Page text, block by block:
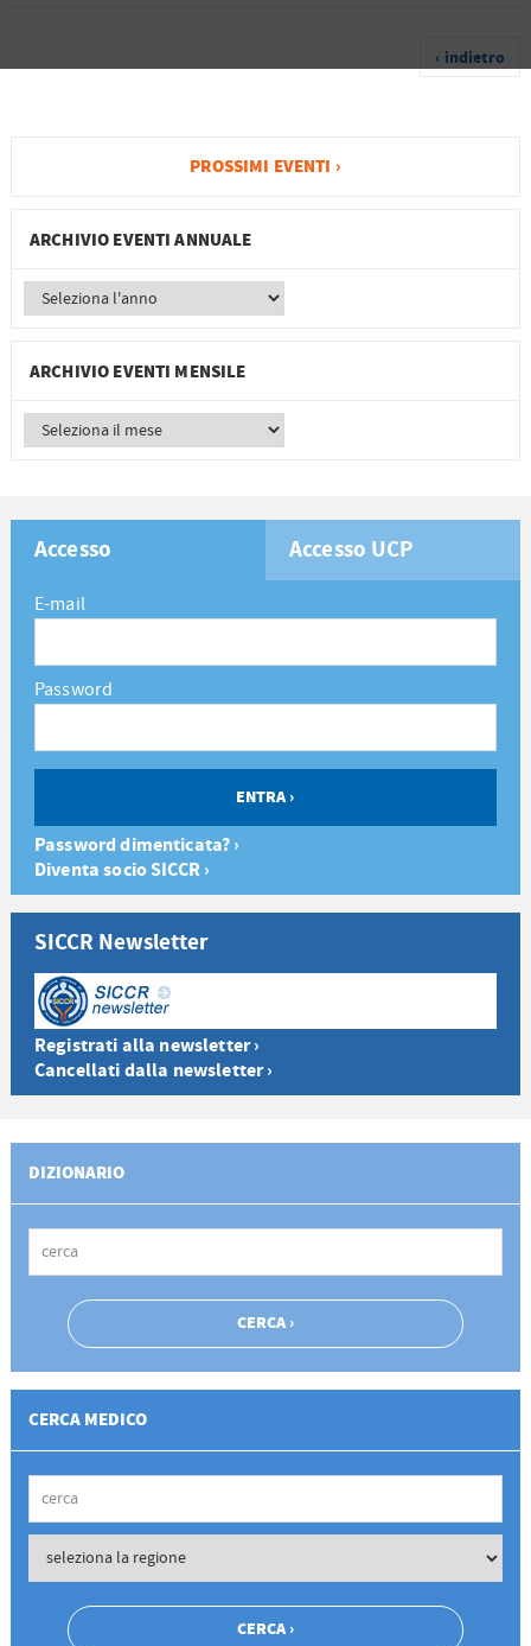
‹ indietro
PROSSIMI EVENTI ›
ARCHIVIO EVENTI ANNUALE
ARCHIVIO EVENTI MENSILE
Accesso Accesso UCP
E-mail
Password
Password dimenticata? ›
Diventa socio SICCR ›
SICCR Newsletter
Registrati alla newsletter ›
Cancellati dalla newsletter ›
DIZIONARIO
CERCA MEDICO